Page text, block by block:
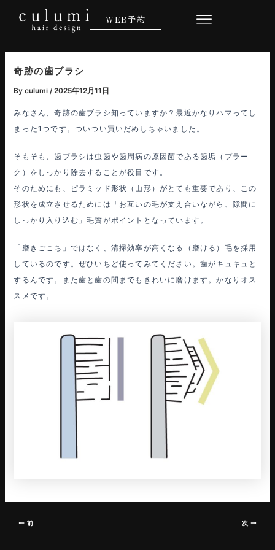
ス
WEB予約
奇跡の歯ブラシ
Byculumi /2025年12月11日
みなさん、奇跡の歯ブラシ知っていますか？最近かなりハマってし
まった1つです。ついつい買いだめしちゃいました。
そもそも、歯ブラシは虫歯や歯周病の原因菌である歯垢（プラー
ク）をしっかり除去することが役目です。
そのためにも、ピラミッド形状（山形）がとても重要であり、この
形状を成立させるためには「お互いの毛が支え合いながら、隙間に
しっかり入り込む」毛質がポイントとなっています。
「磨きごこち」ではなく、清掃効率が高くなる（磨ける）毛を採用
しているのです。ぜひいちど使ってみてください。歯がキュキュと
するんです。また歯と歯の間までもきれいに磨けます。かなりオス
スメです。
前 次